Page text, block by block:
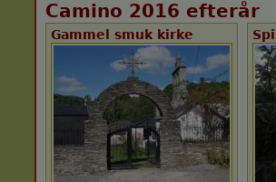
Camino 2016 efterår
Gammel smuk kirke